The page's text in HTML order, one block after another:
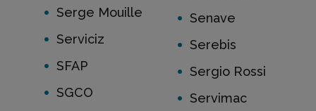
Serge Mouille
Serviciz
SFAP
SGCO
Senave
Serebis
Sergio Rossi
Servimac